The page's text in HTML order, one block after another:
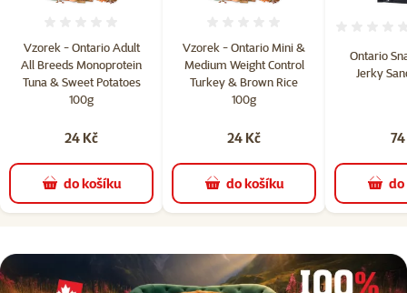
Vzorek - Ontario Adult
All Breeds Monoprotein
Tuna & Sweet Potatoes
100g
24 Kč
do košíku
Vzorek - Ontario Mini &
Medium Weight Control
Turkey & Brown Rice
100g
24 Kč
do košíku
Ontario
Jerky
superzoo.product.detail.content